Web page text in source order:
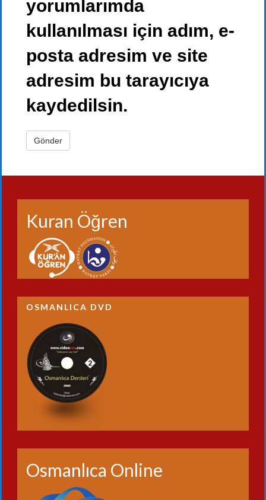
yorumlarımda
kullanılması için adım, e-
posta adresim ve site
adresim bu tarayıcıya
kaydedilsin.
Kuran Öğren
OSMANLICA DVD
Osmanlıca Online